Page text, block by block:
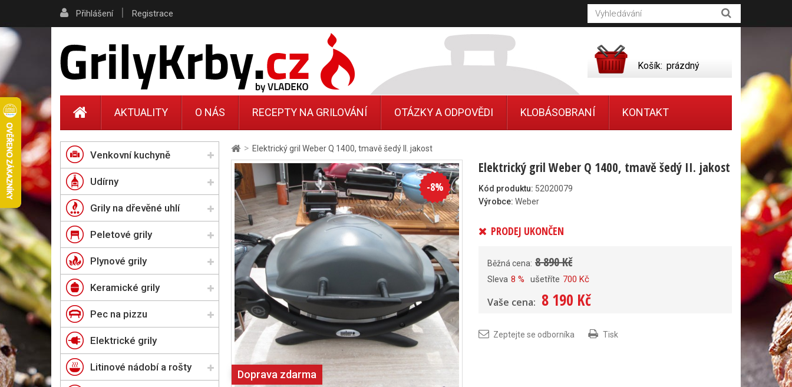
> Elektrický gril Weber Q 1400, tmavě šedý II. jakost
Doprava zdarma
-8%
Elektrický gril Weber Q 1400, tmavě šedý II. jakost
Kód produktu: 52020079
Výrobce: Weber
PRODEJ UKONČEN
Běžná cena: 8 890 Kč
Sleva 8 % ušetříte 700 Kč
Vaše cena: 8 190 Kč
Zeptejte se odborníka Tisk
Venkovní kuchyně
Udírny
Grily na dřevěné uhlí
Peletové grily
Plynové grily
Keramické grily
Pec na pizzu
Elektrické grily
Litinové nádobí a rošty
Přihlášení | Registrace
Košík: prázdný
AKTUALITY O NÁS RECEPTY NA GRILOVÁNÍ OTÁZKY A ODPOVĚDI KLOBÁSOBRANÍ KONTAKT